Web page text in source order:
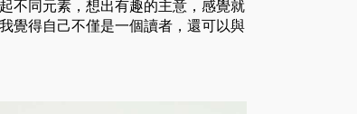
不同元素，想出有趣的主意，感覺就
覺得自己不僅是一個讀者，還可以與